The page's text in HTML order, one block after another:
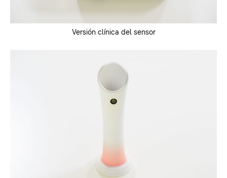
Versión clínica del sensor